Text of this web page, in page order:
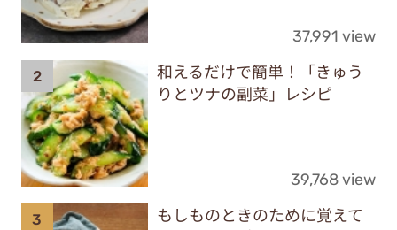
37,991 view
和えるだけで簡単！「きゅう
りとツナの副菜」レシピ
39,768 view
もしものときのために覚えて